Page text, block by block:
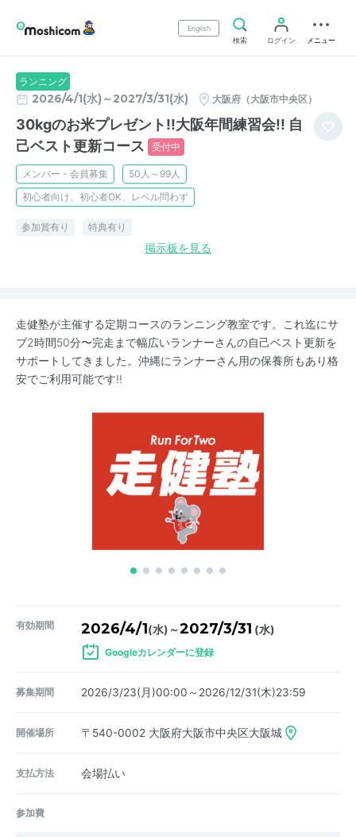
English
検索
ログイン メニュー
ランニング
2026/4/1(水)～2027/3/31(水) 大阪府（大阪市中央区）
30kgのお米プレゼント!!大阪年間練習会!! 自
己ベスト更新コース
受付中
メンバー・会員募集
50人～99人
初心者向け、初心者OK、レベル問わず
参加賞有り 特典有り
掲示板を見る
走健塾が主催する定期コースのランニング教室です。これ迄にサ
ブ2時間50分〜完走まで幅広いランナーさんの自己ベスト更新を
サポートしてきました。沖縄にランナーさん用の保養所もあり格
安でご利用可能です!!
有効期間 2026/4/1(水) ～2027/3/31 (水)
Googleカレンダーに登録
募集期間 2026/3/23(月)00:00～2026/12/31(木)23:59
開催場所 〒540-0002 大阪府大阪市中央区大阪城
支払方法 会場払い
参加費